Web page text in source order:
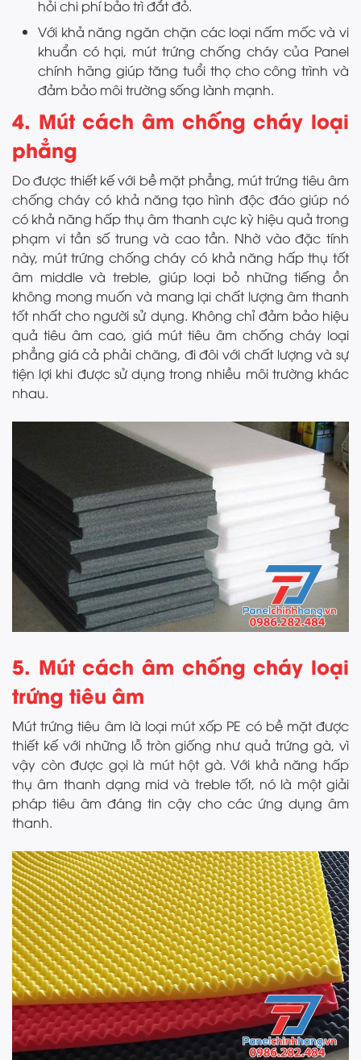
hỏi chi phí bảo trì đắt đỏ.
Với khả năng ngăn chặn các loại nấm mốc và vi
khuẩn có hại, mút trứng chống cháy của Panel
chính hãng giúp tăng tuổi thọ cho công trình và
đảm bảo môi trường sống lành mạnh.
4. Mút cách âm chống cháy loại
phẳng
Do được thiết kế với bề mặt phẳng, mút trứng tiêu âm
chống cháy có khả năng tạo hình độc đáo giúp nó
có khả năng hấp thụ âm thanh cực kỳ hiệu quả trong
phạm vi tần số trung và cao tần. Nhờ vào đặc tính
này, mút trứng chống cháy có khả năng hấp thụ tốt
âm middle và treble, giúp loại bỏ những tiếng ồn
không mong muốn và mang lại chất lượng âm thanh
tốt nhất cho người sử dụng. Không chỉ đảm bảo hiệu
quả tiêu âm cao, giá mút tiêu âm chống cháy loại
phẳng giá cả phải chăng, đi đôi với chất lượng và sự
tiện lợi khi được sử dụng trong nhiều môi trường khác
nhau.
5. Mút cách âm chống cháy loại
trứng tiêu âm
Mút trứng tiêu âm là loại mút xốp PE có bề mặt được
thiết kế với những lỗ tròn giống như quả trứng gà, vì
vậy còn được gọi là mút hột gà. Với khả năng hấp
thụ âm thanh dạng mid và treble tốt, nó là một giải
pháp tiêu âm đáng tin cậy cho các ứng dụng âm
thanh.